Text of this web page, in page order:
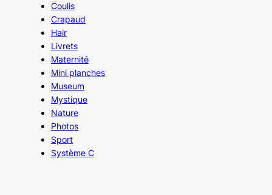
Coulis
Crapaud
Hair
Livrets
Maternité
Mini planches
Museum
Mystique
Nature
Photos
Sport
Système C